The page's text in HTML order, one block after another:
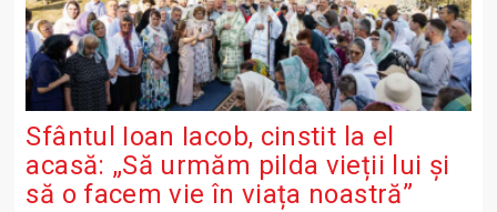
Sfântul Ioan Iacob, cinstit la el
acasă: „Să urmăm pilda vieții lui și
să o facem vie în viața noastră”